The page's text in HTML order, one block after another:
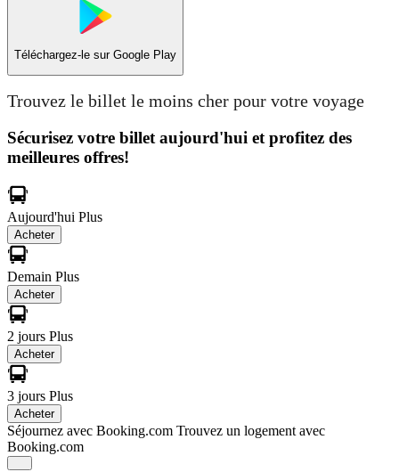
Téléchargez-le sur Google Play
Trouvez le billet le moins cher pour votre voyage
Sécurisez votre billet aujourd'hui et profitez des
meilleures offres!
Aujourd'hui Plus
Acheter
Demain Plus
Acheter
2 jours Plus
Acheter
3 jours Plus
Acheter
Séjournez avec Booking.com Trouvez un logement avec
Booking.com